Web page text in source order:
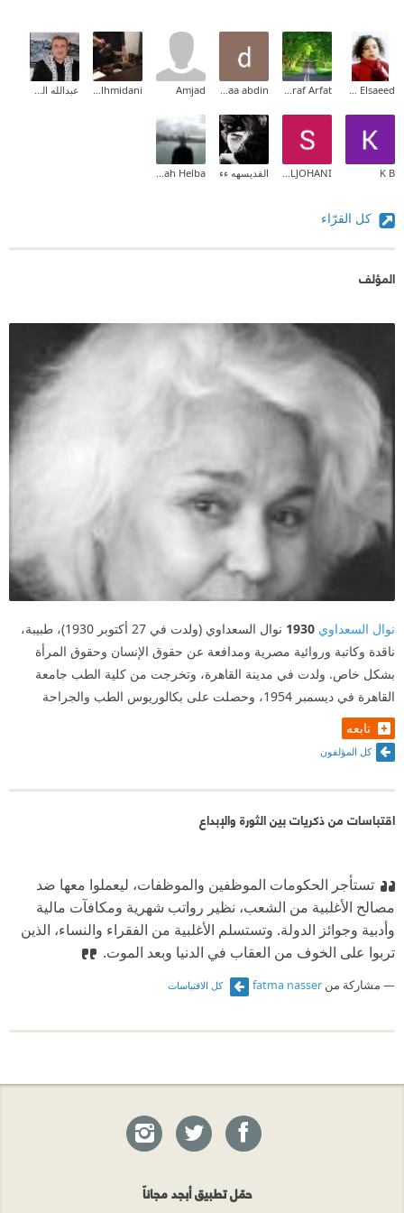
Wafaa Elsaeed
Ashraf Arfat
duaa abdin
Amjad
Nouf Alhmidani عبدالله الخطيب
K B
Sarah ALJOHANI القديسهه ءء Salah Helba
كل القرّاء
المؤلف
نوال السعداوي 1930
نوال السعداوي (ولدت في 27 أكتوبر 1930)، طبيبة،
ناقدة وكاتبة وروائية مصرية ومدافعة عن حقوق الإنسان وحقوق المرأة
بشكل خاص. ولدت في مدينة القاهرة، وتخرجت من كلية الطب جامعة
القاهرة في ديسمبر 1954، وحصلت على بكالوريوس الطب والجراحة
تابعه
كل المؤلفون
اقتباسات من ذكريات بين الثورة والإبداع
تستأجر الحكومات الموظفين والموظفات، ليعملوا معها ضد
مصالح الأغلبية من الشعب، نظير رواتب شهرية ومكافآت مالية
وأدبية وجوائز الدولة. وتستسلم الأغلبية من الفقراء والنساء، الذين
تربوا على الخوف من العقاب في الدنيا وبعد الموت.
مشاركة من fatma nasser كل الاقتباسات
حمّل تطبيق أبجد مجاناً